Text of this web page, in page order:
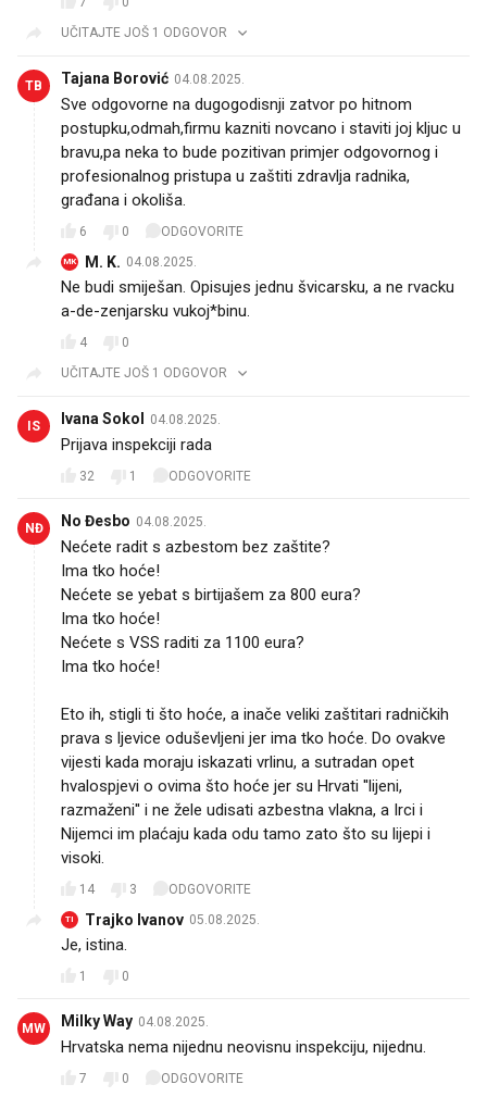
UČITAJTE JOŠ 1 ODGOVOR
TB Tajana Borović 04.08.2025.
Sve odgovorne na dugogodisnji zatvor po hitnom
postupku,odmah,firmu kazniti novcano i staviti joj kljuc u
bravu,pa neka to bude pozitivan primjer odgovornog i
profesionalnog pristupa u zaštiti zdravlja radnika,
građana i okoliša.
6 0 ODGOVORITE
MK M. K. 04.08.2025.
Ne budi smiješan. Opisujes jednu švicarsku, a ne rvacku
a-de-zenjarsku vukoj*binu.
4
0
UČITAJTE JOŠ 1 ODGOVOR
IS Ivana Sokol 04.08.2025.
Prijava inspekciji rada
32 1 ODGOVORITE
NĐ No Đesbo 04.08.2025.
Nećete radit s azbestom bez zaštite?
Ima tko hoće!
Nećete se yebat s birtijašem za 800 eura?
Ima tko hoće!
Nećete s VSS raditi za 1100 eura?
Ima tko hoće!
Eto ih, stigli ti što hoće, a inače veliki zaštitari radničkih
prava s ljevice oduševljeni jer ima tko hoće. Do ovakve
vijesti kada moraju iskazati vrlinu, a sutradan opet
hvalospjevi o ovima što hoće jer su Hrvati ''lijeni,
razmaženi'' i ne žele udisati azbestna vlakna, a Irci i
Nijemci im plaćaju kada odu tamo zato što su lijepi i
visoki.
14 3 ODGOVORITE
TI Trajko Ivanov 05.08.2025.
Je, istina.
1 0
MW Milky Way 04.08.2025.
Hrvatska nema nijednu neovisnu inspekciju, nijednu.
7 0 ODGOVORITE